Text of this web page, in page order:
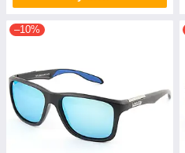
–10%